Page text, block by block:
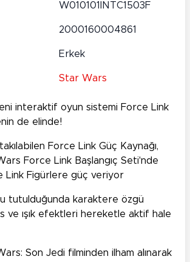
W010101INTC1503F
2000160004861
Erkek
Star Wars
interaktif oyun sistemi Force Link
de elinde!
Force Link Güç Kaynağı,
Force Link Başlangıç Seti'nde
Link Figürlere güç veriyor
tutulduğunda karaktere özgü
ve ışık efektleri hereketle aktif hale
Son Jedi filminden ilham alınarak